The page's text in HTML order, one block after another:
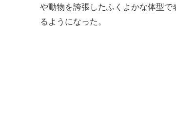
や動物を誇張したふくよかな体型
るようになった。